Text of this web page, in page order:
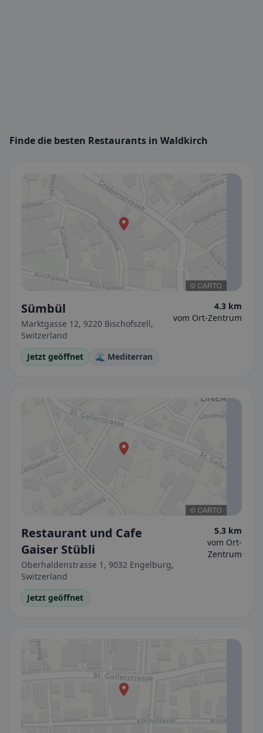
Finde die besten Restaurants in Waldkirch
Sümbül
Marktgasse 12, 9220 Bischofszell,
Switzerland
4.3 km
vom Ort-Zentrum
Jetzt geöffnet 🌊 Mediterran
Restaurant und Cafe
Gaiser Stübli
Oberhaldenstrasse 1, 9032 Engelburg,
Switzerland
5.3 km
vom Ort-
Zentrum
Jetzt geöffnet